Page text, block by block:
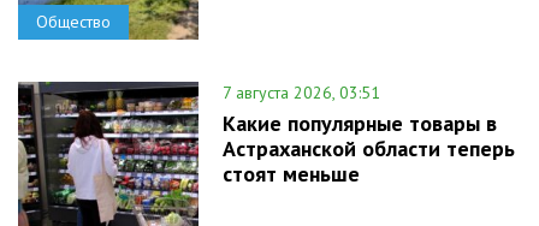
Общество
7 августа 2026, 03:51
Какие популярные товары в
Астраханской области теперь
стоят меньше